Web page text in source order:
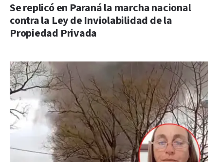
Se replicó en Paraná la marcha nacional
contra la Ley de Inviolabilidad de la
Propiedad Privada